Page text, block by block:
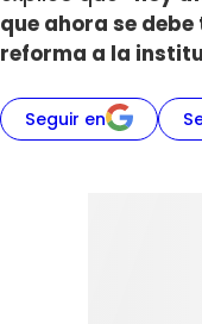
que ahora se
reforma a la
Seguir en